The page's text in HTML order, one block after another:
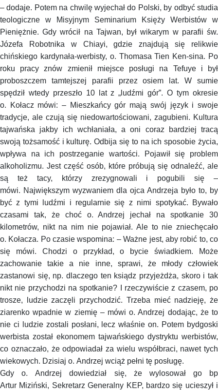
– dodaje. Potem na chwilę wyjechał do Polski, by odbyć studia
teologiczne w Misyjnym Seminarium Księży Werbistów w
Pieniężnie. Gdy wrócił na Tajwan, był wikarym w parafii św.
Józefa Robotnika w Chiayi, gdzie znajdują się relikwie
chińskiego kardynała-werbisty, o. ThomasaTien Ken-sina. Po
roku pracy znów zmienił miejsce posługi na Tefuyei był
proboszczem tamtejszej parafii przez osiem lat. W sumie
spędził wtedy przeszło 10 lat z „ludźmi gór”. O tym okresie
o. Kołacz mówi: – Mieszkańcy gór mają swój język i swoje
tradycje, ale czują się niedowartościowani, zagubieni. Kultura
tajwańska jakby ich wchłaniała, a oni coraz bardziej tracą
swoją tożsamość i kulturę. Odbija się to na ich sposobie życia,
wpływa na ich postrzeganie wartości. Pojawił się problem
alkoholizmu. Jest część osób, które próbują się odnaleźć, ale
są też tacy, którzy zrezygnowali i pogubili się –
mówi. Największym wyzwaniem dla ojca Andrzeja było to, by
być z tymi ludźmi i regularnie się z nimi spotykać. Bywało
czasami tak, że choć o. Andrzej jechał na spotkanie 30
kilometrów, nikt na nim nie pojawiał. Ale to nie zniechęcało
o. Kołacza. Po czasie wspomina: – Ważne jest, aby robić to, co
się mówi. Chodzi o przykład, o bycie świadkiem. Może
zachowanie takie a nie inne, sprawi, że młody człowiek
zastanowi się, np. dlaczego ten ksiądz przyjeżdża, skoro i tak
nikt nie przychodzi na spotkanie? I rzeczywiście z czasem, po
trosze, ludzie zaczęli przychodzić. Trzeba mieć nadzieję, że
ziarenko wpadnie w ziemię – mówi o. Andrzej dodając, że to
nie ci ludzie zostali posłani, lecz właśnie on. Potem bydgoski
werbista został ekonomem tajwańskiego dystryktu werbistów,
co oznaczało, że odpowiadał za wielu współbraci, nawet tych
wiekowych. Dzisiaj o. Andrzej wciąż pełni tę posługę.
Gdy o. Andrzej dowiedział się, że wylosował go bp
Artur Miziński, Sekretarz Generalny KEP, bardzo się ucieszył i